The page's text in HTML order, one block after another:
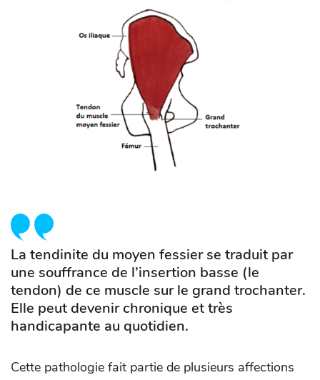
La tendinite du moyen fessier se traduit par
une souffrance de l’insertion basse (le
tendon) de ce muscle sur le grand trochanter.
Elle peut devenir chronique et très
handicapante au quotidien.
Cette pathologie fait partie de plusieurs affections